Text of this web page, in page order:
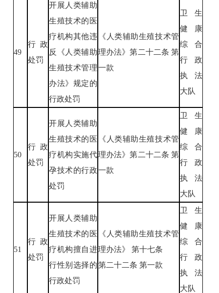
49
行政
处罚
开展人类辅助
生殖技术的医
疗机构其他违
反《人类辅助
生殖技术管理
办法》规定的
行政处罚
《人类辅助生殖技术管
理办法》第二十二条 第
一款
卫生
健康
综合
行政
执法
大队
50
行政
处罚
开展人类辅助
生殖技术的医
疗机构实施代
孕技术的行政
处罚
《人类辅助生殖技术管
理办法》第二十二条 第
一款
卫生
健康
综合
行政
执法
大队
51
行政
处罚
开展人类辅助
生殖技术的医
疗机构擅自进
行性别选择的
行政处罚
《人类辅助生殖技术管
理办法》 第十七条
第二十二条 第一款
卫生
健康
综合
行政
执法
大队